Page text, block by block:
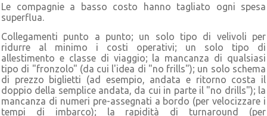
Le compagnie a basso costo hanno tagliato ogni spesa
superflua.
Collegamenti punto a punto; un solo tipo di velivoli per
ridurre al minimo i costi operativi; un solo tipo di
allestimento e classe di viaggio; la mancanza di qualsiasi
tipo di "fronzolo" (da cui l'idea di "no frills"); un solo schema
di prezzo biglietti (ad esempio, andata e ritorno costa il
doppio della semplice andata, da cui in parte il "no drills"); la
mancanza di numeri pre-assegnati a bordo (per velocizzare i
tempi di imbarco); la rapidità di turnaround (per